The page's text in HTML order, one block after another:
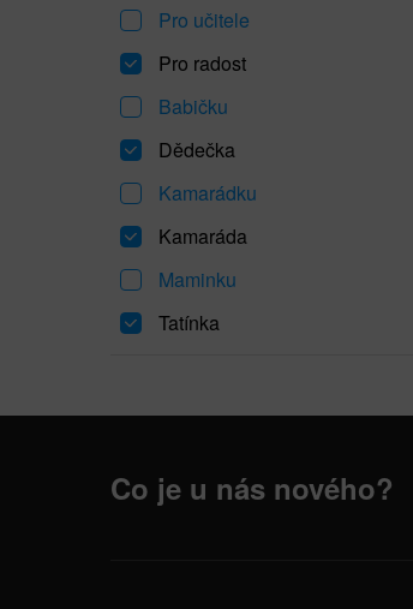
Pro učitele
Pro radost
Babičku
Dědečka
Kamarádku
Kamaráda
Maminku
Tatínka
Co je u nás nového?